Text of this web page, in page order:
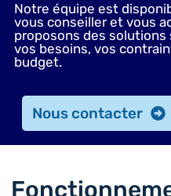
Notre équipe est
vous conseiller et vous
proposons des solutions
vos besoins, vos
budget.
Nous contacter